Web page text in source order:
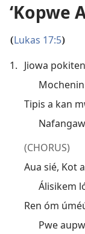
‘Kopwe
(Lukas 17:5)
1. Jiowa
Tipis a kan
(CHORUS)
Aua sié, Kot
Álisikem
Ren óm
Pwe